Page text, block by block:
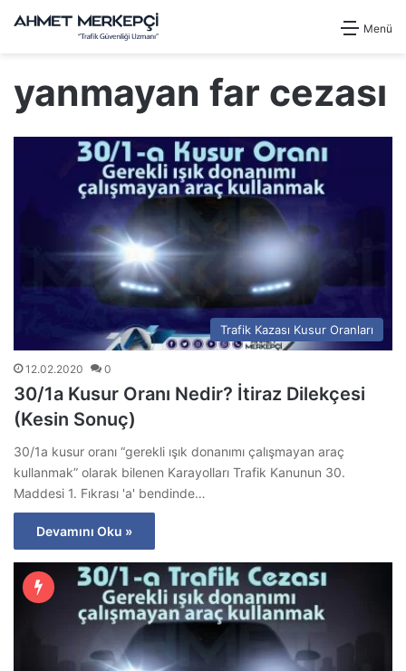
Menü
yanmayan far cezası
Trafik Kazası Kusur Oranları
12.02.2020 0
30/1a Kusur Oranı Nedir? İtiraz Dilekçesi
(Kesin Sonuç)
30/1a kusur oranı “gerekli ışık donanımı çalışmayan araç
kullanmak” olarak bilenen Karayolları Trafik Kanunun 30.
Maddesi 1. Fıkrası 'a' bendinde…
Devamını Oku »